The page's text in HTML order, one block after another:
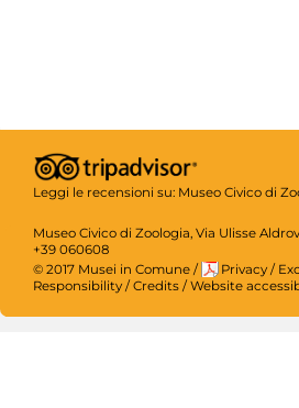
Leggi le recensioni su: Museo Civico di
Museo Civico di Zoologia, Via Ulisse
+39 060608
© 2017 Musei in Comune / Privacy /
Responsibility / Credits / Website